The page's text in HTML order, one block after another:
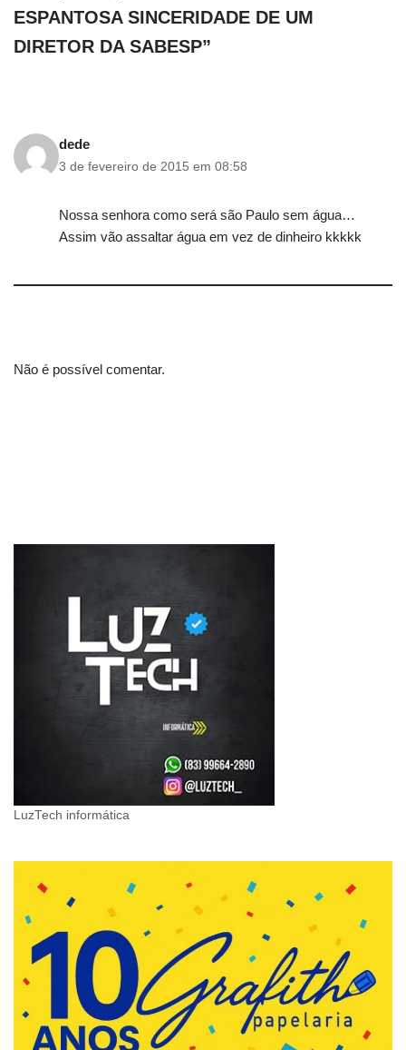
ESPANTOSA SINCERIDADE DE UM
DIRETOR DA SABESP”
dede
3 de fevereiro de 2015 em 08:58
Nossa senhora como será são Paulo sem água…
Assim vão assaltar água em vez de dinheiro kkkkk
Não é possível comentar.
LuzTech informática